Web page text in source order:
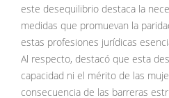
este desequilibrio destaca la
medidas que promuevan la
estas profesiones jurídicas
Al respecto, destacó que esta
capacidad ni el mérito de las
consecuencia de las barreras